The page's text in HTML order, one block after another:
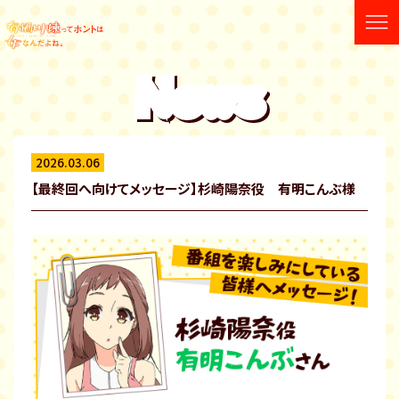
News
2026.03.06
【最終回へ向けてメッセージ】杉崎陽奈役 有明こんぶ様